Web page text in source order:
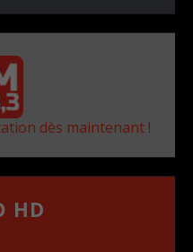
dès maintenant !
HD